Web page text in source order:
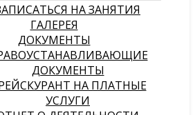
НА ЗАНЯТИЯ
ГАЛЕРЕЯ
ДОКУМЕНТЫ
ДОКУМЕНТЫ
НА ПЛАТНЫЕ
УСЛУГИ